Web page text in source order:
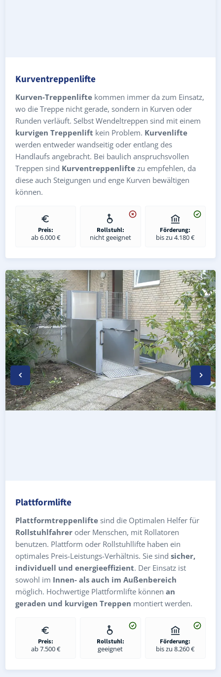
Kurventreppenlifte
Kurven-Treppenlifte kommen immer da zum Einsatz,
wo die Treppe nicht gerade, sondern in Kurven oder
Runden verläuft. Selbst Wendeltreppen sind mit einem
kurvigen Treppenlift kein Problem. Kurvenlifte
werden entweder wandseitig oder entlang des
Handlaufs angebracht. Bei baulich anspruchsvollen
Treppen sind Kurventreppenlifte zu empfehlen, da
diese auch Steigungen und enge Kurven bewältigen
können.
Preis:
ab 6.000 €
Rollstuhl:
nicht geeignet
Förderung:
bis zu 4.180 €
Wetterfester Plattformlift außen in Zschornewitz
Rollstuhl-Plattformlift in Zschornewitz (Landkreis
Plattformlifte
Plattformtreppenlifte sind die Optimalen Helfer für
Rollstuhlfahrer oder Menschen, mit Rollatoren
benutzen. Plattform oder Rollstuhllifte haben ein
optimales Preis-Leistungs-Verhältnis. Sie sind sicher,
individuell und energieeffizient. Der Einsatz ist
sowohl im Innen- als auch im Außenbereich
möglich. Hochwertige Plattformlifte können an
geraden und kurvigen Treppen montiert werden.
Preis:
ab 7.500 €
Rollstuhl:
geeignet
Förderung:
bis zu 8.260 €